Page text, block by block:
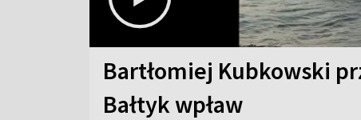
Bartłomiej Kubkowski
Bałtyk wpław